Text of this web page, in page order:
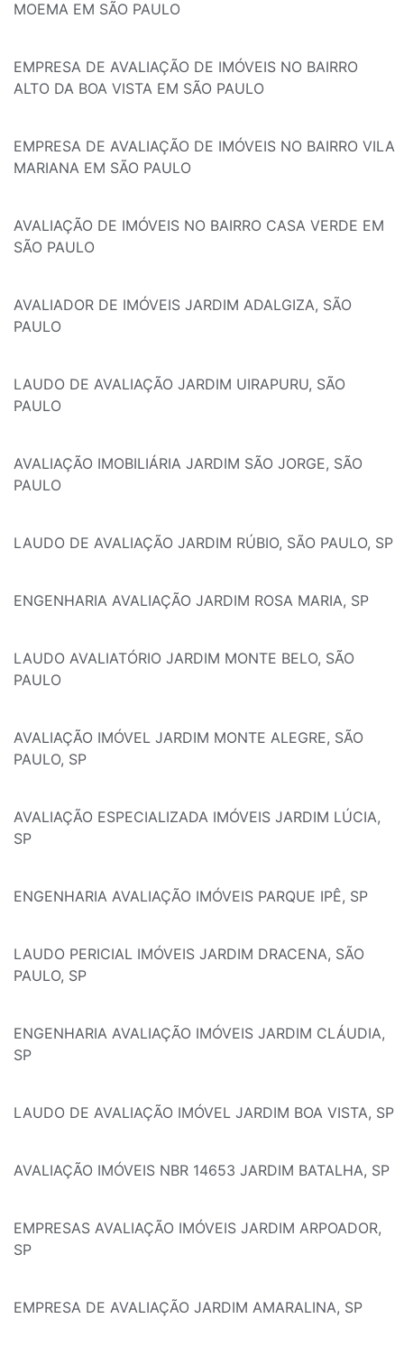
MOEMA EM SÃO PAULO
EMPRESA DE AVALIAÇÃO DE IMÓVEIS NO BAIRRO
ALTO DA BOA VISTA EM SÃO PAULO
EMPRESA DE AVALIAÇÃO DE IMÓVEIS NO BAIRRO VILA
MARIANA EM SÃO PAULO
AVALIAÇÃO DE IMÓVEIS NO BAIRRO CASA VERDE EM
SÃO PAULO
AVALIADOR DE IMÓVEIS JARDIM ADALGIZA, SÃO
PAULO
LAUDO DE AVALIAÇÃO JARDIM UIRAPURU, SÃO
PAULO
AVALIAÇÃO IMOBILIÁRIA JARDIM SÃO JORGE, SÃO
PAULO
LAUDO DE AVALIAÇÃO JARDIM RÚBIO, SÃO PAULO, SP
ENGENHARIA AVALIAÇÃO JARDIM ROSA MARIA, SP
LAUDO AVALIATÓRIO JARDIM MONTE BELO, SÃO
PAULO
AVALIAÇÃO IMÓVEL JARDIM MONTE ALEGRE, SÃO
PAULO, SP
AVALIAÇÃO ESPECIALIZADA IMÓVEIS JARDIM LÚCIA,
SP
ENGENHARIA AVALIAÇÃO IMÓVEIS PARQUE IPÊ, SP
LAUDO PERICIAL IMÓVEIS JARDIM DRACENA, SÃO
PAULO, SP
ENGENHARIA AVALIAÇÃO IMÓVEIS JARDIM CLÁUDIA,
SP
LAUDO DE AVALIAÇÃO IMÓVEL JARDIM BOA VISTA, SP
AVALIAÇÃO IMÓVEIS NBR 14653 JARDIM BATALHA, SP
EMPRESAS AVALIAÇÃO IMÓVEIS JARDIM ARPOADOR,
SP
EMPRESA DE AVALIAÇÃO JARDIM AMARALINA, SP